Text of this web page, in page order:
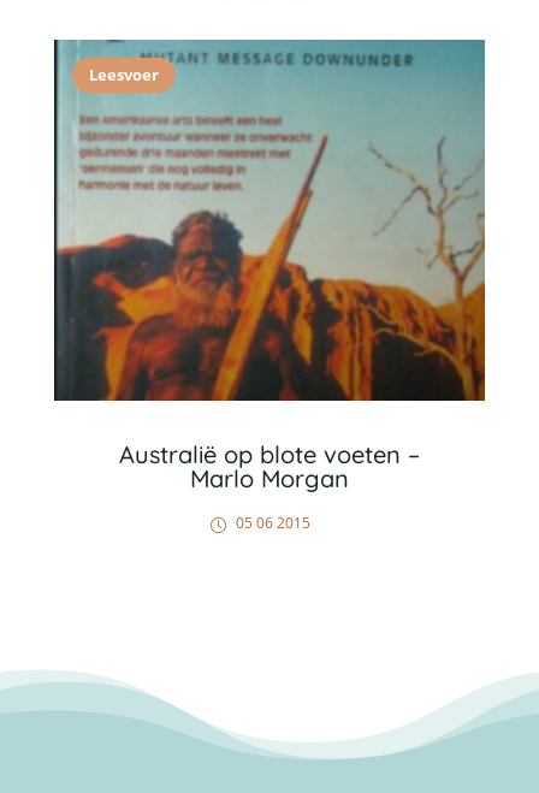
Leesvoer
Australië op blote voeten –
Marlo Morgan
05 06 2015